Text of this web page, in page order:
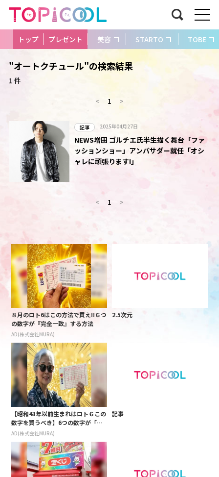
トップ プレゼント 美容 STARTO TOBE
"オートクチュール"の検索結果
1 件
< 1 >
記事 2025年04月27日
NEWS増田 ゴルチエ氏半生描く舞台「ファ
ッションショー」アンバサダー就任「オシ
ャレに頑張ります!」
< 1 >
８月のロト6はこの方法で買え!!６つ
の数字が『完全一致』する方法
AD(株式会社MURA)
2.5次元
【昭和43年以前生まれはロト６この
数字を買うべき】6つの数字が「完
全一致」する方法
AD(株式会社MURA)
記事